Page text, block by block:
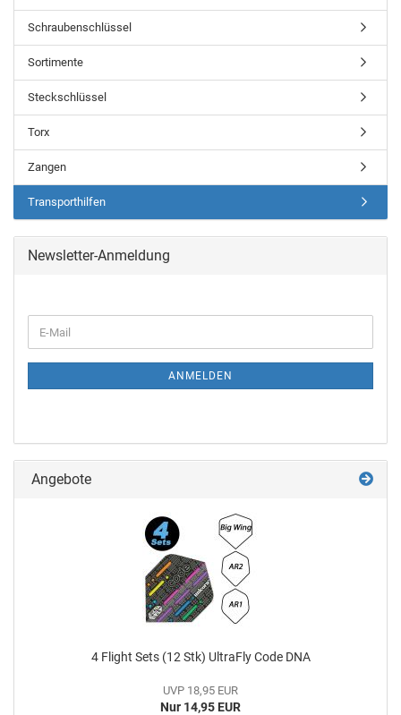
Schraubenschlüssel
Sortimente
Steckschlüssel
Torx
Zangen
Transporthilfen
Newsletter-Anmeldung
ANMELDEN
Angebote
4 Flight Sets (12 Stk) UltraFly Code DNA
UVP 18,95 EUR
Nur 14,95 EUR